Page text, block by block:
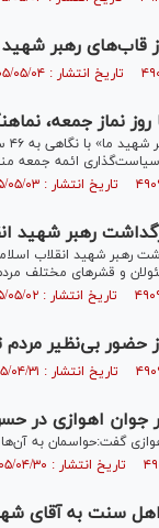
قاب‌های رهبر شهید
روز نماز جمعه،
سیاست‌گذاری ائمه جمعه
رهبر شهید
رهبر شهید انقلاب
مردم عصر جمعه (۲ مرداد ۱۴۰۵) در آستان مقدس حضرت
بی‌نظیر مردم
جوان اهوازی در
گفت:حواسمان به
سنت به آقای